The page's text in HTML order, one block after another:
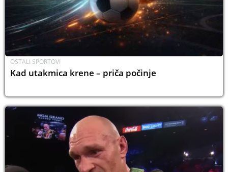
OSTALI SPORTOVI
Kad utakmica krene – priča počinje